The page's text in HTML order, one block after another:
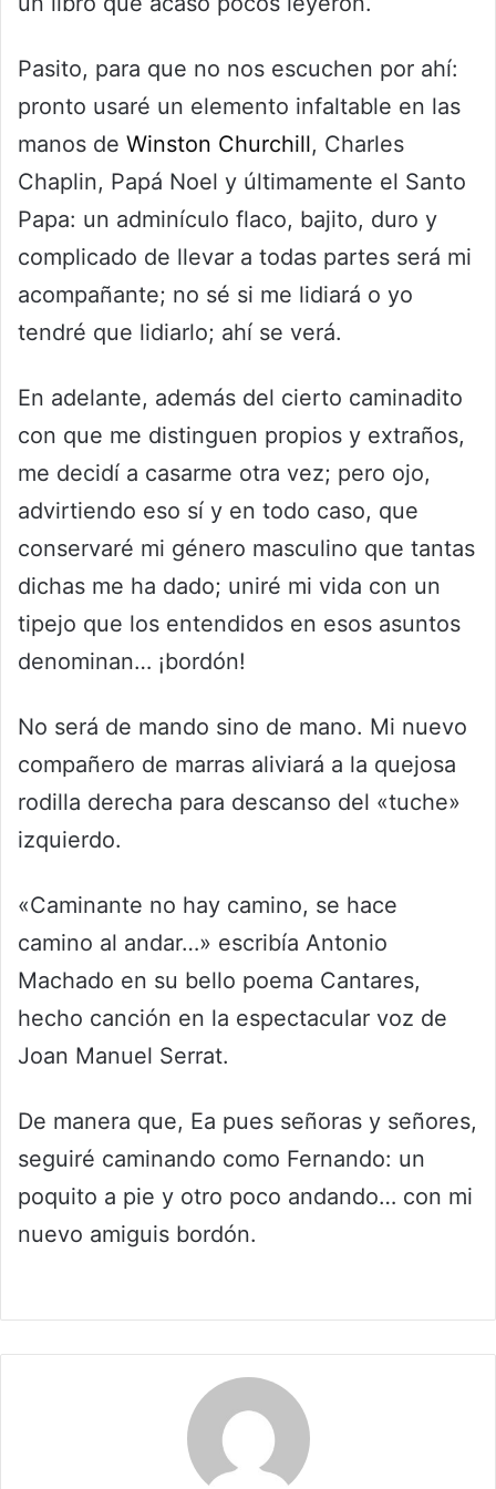
Pasito, para que no nos escuchen por ahí:
pronto usaré un elemento infaltable en las
manos de Winston Churchill, Charles
Chaplin, Papá Noel y últimamente el Santo
Papa: un adminículo flaco, bajito, duro y
complicado de llevar a todas partes será mi
acompañante; no sé si me lidiará o yo
tendré que lidiarlo; ahí se verá.
En adelante, además del cierto caminadito
con que me distinguen propios y extraños,
me decidí a casarme otra vez; pero ojo,
advirtiendo eso sí y en todo caso, que
conservaré mi género masculino que tantas
dichas me ha dado; uniré mi vida con un
tipejo que los entendidos en esos asuntos
denominan… ¡bordón!
No será de mando sino de mano. Mi nuevo
compañero de marras aliviará a la quejosa
rodilla derecha para descanso del «tuche»
izquierdo.
«Caminante no hay camino, se hace
camino al andar…» escribía Antonio
Machado en su bello poema Cantares,
hecho canción en la espectacular voz de
Joan Manuel Serrat.
De manera que, Ea pues señoras y señores,
seguiré caminando como Fernando: un
poquito a pie y otro poco andando… con mi
nuevo amiguis bordón.